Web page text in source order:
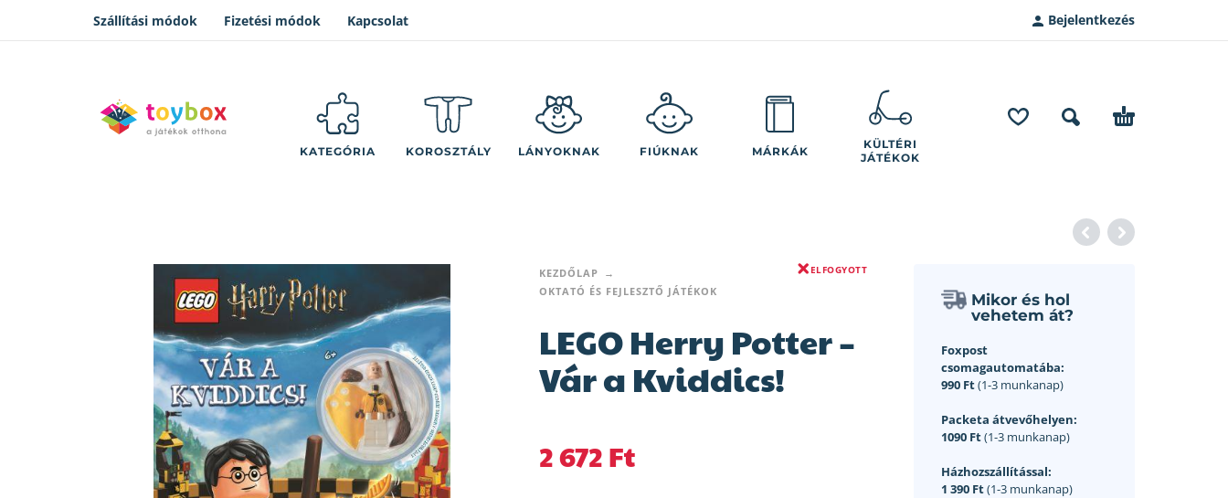
Szállítási módok Fizetési módok Kapcsolat Bejelentkezés
KATEGÓRIA KOROSZTÁLY LÁNYOKNAK FIÚKNAK MÁRKÁK
KÜLTÉRI
JÁTÉKOK
KEZDŐLAP
OKTATÓ ÉS FEJLESZTŐ JÁTÉKOK
ELFOGYOTT
LEGO Herry Potter –
Vár a Kviddics!
2 672Ft
Mikor és hol
vehetem át?
Foxpost
csomagautomatába:
990 Ft(1-3 munkanap)
Packeta átvevőhelyen:
1090 Ft(1-3 munkanap)
Házhozszállítással:
1 390 Ft(1-3 munkanap)